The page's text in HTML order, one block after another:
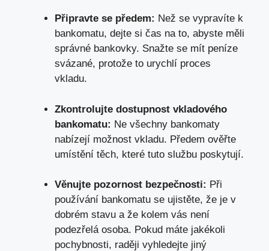
Připravte se předem: Než se vypravíte k
bankomatu, dejte si čas na to, abyste měli
správné bankovky. Snažte se mít peníze
svázané, protože to urychlí proces
vkladu.
Zkontrolujte dostupnost vkladového
bankomatu: Ne všechny bankomaty
nabízejí možnost vkladu. Předem ověřte
umístění těch, které tuto službu poskytují.
Věnujte pozornost bezpečnosti: Při
používání bankomatu se ujistěte, že je v
dobrém stavu a že kolem vás není
podezřelá osoba. Pokud máte jakékoli
pochybnosti, raději vyhledejte jiný